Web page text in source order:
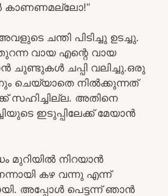
കാണണമല്ലോ!”
ചന്തി പിടിച്ചു ഉടച്ചു.
വായ എന്റെ വായ
ചപ്പി വലിച്ചു.ഒരു
ചെയ്യാതെ നിൽക്കുന്നത്
സഹിച്ചില്ല. അതിനെ
ഇടുപ്പിലേക്ക് മേയാൻ
മുറിയിൽ നിറയാൻ
കഴ വന്നു എന്ന്
അപ്പോൾ പെട്ടന്ന് ഞാൻ